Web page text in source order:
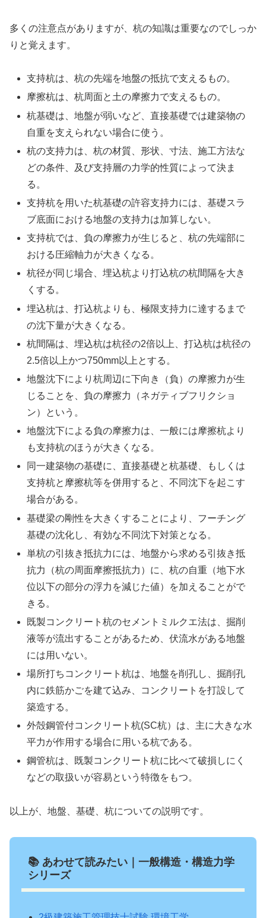
多くの注意点がありますが、杭の知識は重要なのでしっか
りと覚えます。
支持杭は、杭の先端を地盤の抵抗で支えるもの。
摩擦杭は、杭周面と土の摩擦力で支えるもの。
杭基礎は、地盤が弱いなど、直接基礎では建築物の
自重を支えられない場合に使う。
杭の支持力は、杭の材質、形状、寸法、施工方法な
どの条件、及び支持層の力学的性質によって決ま
る。
支持杭を用いた杭基礎の許容支持力には、基礎スラ
ブ底面における地盤の支持力は加算しない。
支持杭では、負の摩擦力が生じると、杭の先端部に
おける圧縮軸力が大きくなる。
杭径が同じ場合、埋込杭より打込杭の杭間隔を大き
くする。
埋込杭は、打込杭よりも、極限支持力に達するまで
の沈下量が大きくなる。
杭間隔は、埋込杭は杭径の2倍以上、打込杭は杭径の
2.5倍以上かつ750mm以上とする。
地盤沈下により杭周辺に下向き（負）の摩擦力が生
じることを、負の摩擦力（ネガティブフリクショ
ン）という。
地盤沈下による負の摩擦力は、一般には摩擦杭より
も支持杭のほうが大きくなる。
同一建築物の基礎に、直接基礎と杭基礎、もしくは
支持杭と摩擦杭等を併用すると、不同沈下を起こす
場合がある。
基礎梁の剛性を大きくすることにより、フーチング
基礎の沈化し、有効な不同沈下対策となる。
単杭の引抜き抵抗力には、地盤から求める引抜き抵
抗力（杭の周面摩擦抵抗力）に、杭の自重（地下水
位以下の部分の浮力を減じた値）を加えることがで
きる。
既製コンクリート杭のセメントミルクエ法は、掘削
液等が流出することがあるため、伏流水がある地盤
には用いない。
場所打ちコンクリート杭は、地盤を削孔し、掘削孔
内に鉄筋かごを建て込み、コンクリートを打設して
築造する。
外殻鋼管付コンクリート杭(SC杭）は、主に大きな水
平力が作用する場合に用いる杭である。
鋼管杭は、既製コンクリート杭に比べて破損しにく
などの取扱いが容易という特徴をもつ。
以上が、地盤、基礎、杭についての説明です。
📚 あわせて読みたい｜一般構造・構造力学
シリーズ